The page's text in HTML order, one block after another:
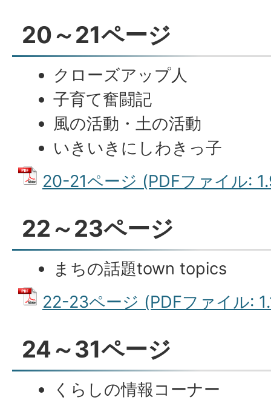
20～21ページ
クローズアップ人
子育て奮闘記
風の活動・土の活動
いきいきにしわきっ子
20-21ページ (PDFファイル:
22～23ページ
まちの話題town topics
22-23ページ (PDFファイル:
24～31ページ
くらしの情報コーナー